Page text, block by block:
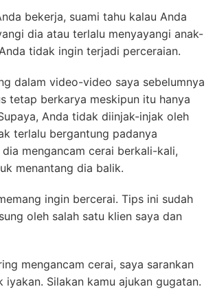
bekerja, suami tahu kalau Anda
dia atau terlalu menyayangi anak-
tidak ingin terjadi perceraian.
dalam video-video saya sebelumnya
tetap berkarya meskipun itu hanya
Anda tidak diinjak-injak oleh
terlalu bergantung padanya
mengancam cerai berkali-kali,
menantang dia balik.
ingin bercerai. Tips ini sudah
oleh salah satu klien saya dan
mengancam cerai, saya sarankan
iyakan. Silakan kamu ajukan gugatan.